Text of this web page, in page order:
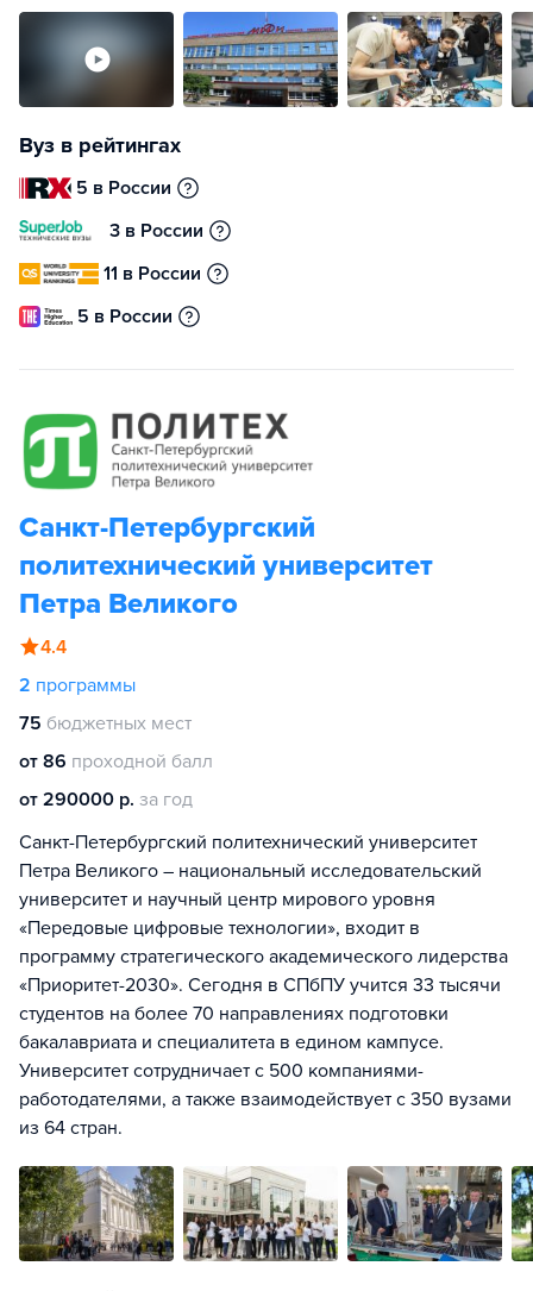
Вуз в рейтингах
5 в России
3 в России
11 в России
5 в России
Санкт-Петербургский
политехнический университет
Петра Великого
4.4
2 программы
75 бюджетных мест
от 86 проходной балл
от 290000 р. за год
Санкт-Петербургский политехнический университет
Петра Великого – национальный исследовательский
университет и научный центр мирового уровня
«Передовые цифровые технологии», входит в
программу стратегического академического лидерства
«Приоритет-2030». Сегодня в СПбПУ учится 33 тысячи
студентов на более 70 направлениях подготовки
бакалавриата и специалитета в едином кампусе.
Университет сотрудничает с 500 компаниями-
работодателями, а также взаимодействует с 350 вузами
из 64 стран.